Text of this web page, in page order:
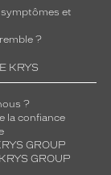
symptômes et
?
KRYS
?
la confiance
GROUP
GROUP